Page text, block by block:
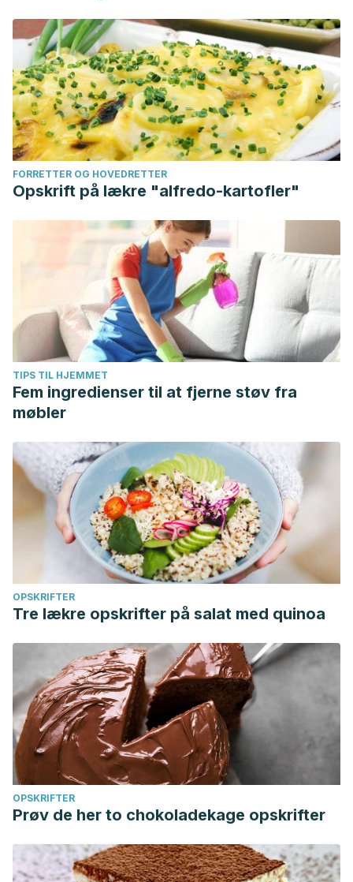
FORRETTER OG HOVEDRETTER
Opskrift på lækre "alfredo-kartofler"
TIPS TIL HJEMMET
Fem ingredienser til at fjerne støv fra
møbler
OPSKRIFTER
Tre lækre opskrifter på salat med quinoa
OPSKRIFTER
Prøv de her to chokoladekage opskrifter